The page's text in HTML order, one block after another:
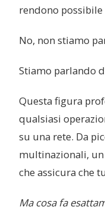
rendono
No, non stiamo
Stiamo parlando
Questa figura
qualsiasi
su una rete. Da
multinazionali,
che assicura che
Ma cosa fa